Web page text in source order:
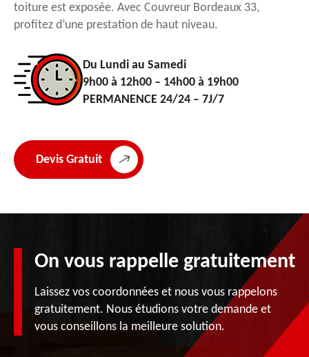
toiture est exposée. Avec Couvreur Bordeaux 33,
profitez d’une prestation de haut niveau.
Du Lundi au Samedi
9h00 à 12h00 – 14h00 à 19h00
PERMANENCE 24/24 – 7J/7
Devis Gratuit
On vous rappelle gratuitement
Laissez vos coordonnées et nous vous rappelons
gratuitement. Nous étudions votre demande et
vous conseillons la meilleure solution.